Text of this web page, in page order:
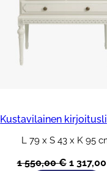
Kustavilainen
L 79 x S 43 x K 95
1 550,00€ 1 317,00